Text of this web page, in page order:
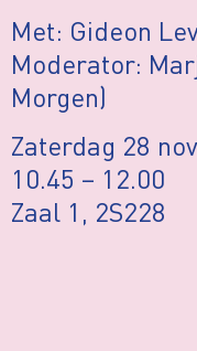
Met: Gideon
Moderator:
Morgen)
Zaterdag 28
10.45 – 12.00
Zaal 1, 2S228